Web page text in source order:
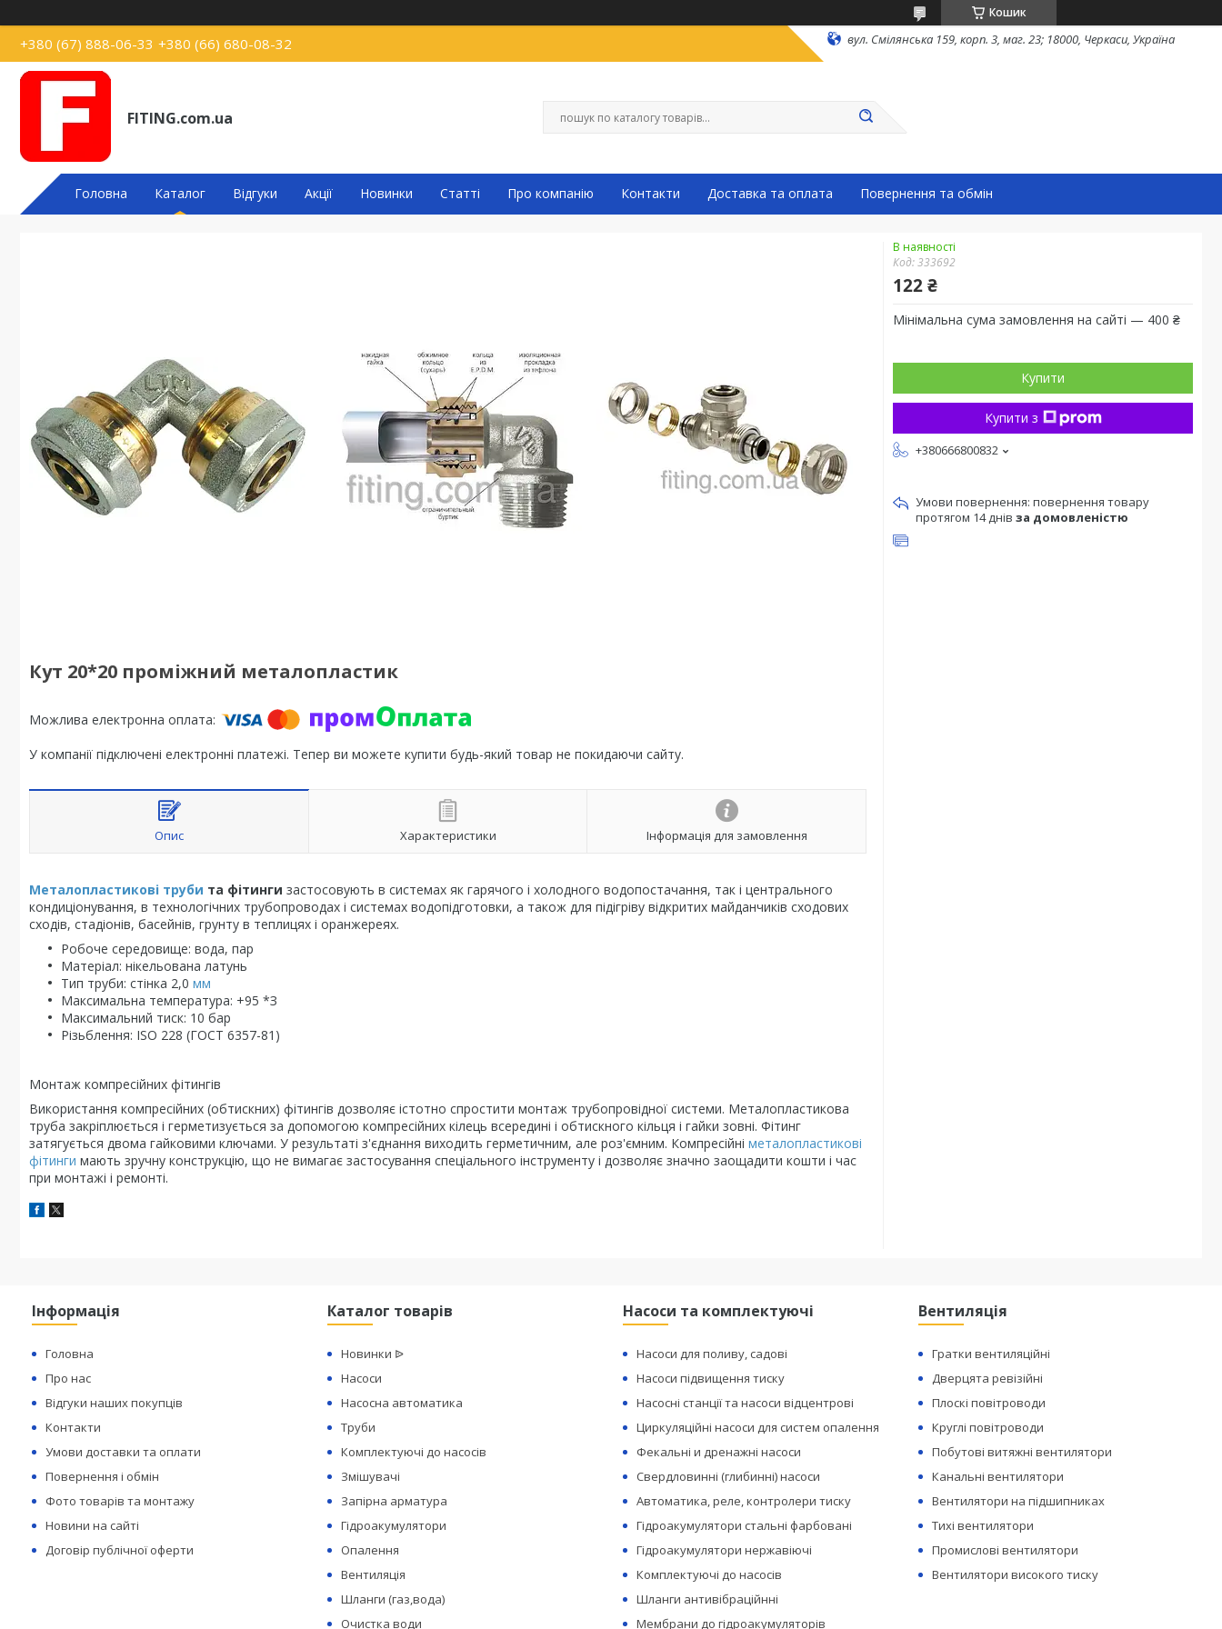
Кошик
+380 (67) 888-06-33 +380 (66) 680-08-32 вул. Смілянська 159, корп. 3, маг. 23; 18000, Черкаси, Україна
FITING.com.ua
Головна Каталог Відгуки Акції Новинки Статті Про компанію Контакти Доставка та оплата Повернення та обмін
Кут 20*20 проміжний металопластик
У компанії підключені електронні платежі. Тепер ви можете купити будь-який товар не покидаючи сайту.
Опис Характеристики Інформація для замовлення
Металопластикові труби та фітинги застосовують в системах як гарячого і холодного водопостачання, так і центрального
кондиціонування, в технологічних трубопроводах і системах водопідготовки, а також для підігріву відкритих майданчиків сходових
сходів, стадіонів, басейнів, грунту в теплицях і оранжереях.
Робоче середовище: вода, пар
Матеріал: нікельована латунь
Тип труби: стінка 2,0 мм
Максимальна температура: +95 *З
Максимальний тиск: 10 бар
Різьблення: ISO 228 (ГОСТ 6357-81)
Монтаж компресійних фітингів
Використання компресійних (обтискних) фітингів дозволяє істотно спростити монтаж трубопровідної системи. Металопластикова
труба закріплюється і герметизується за допомогою компресійних кілець всередині і обтискного кільця і гайки зовні. Фітинг
затягується двома гайковими ключами. У результаті з'єднання виходить герметичним, але роз'ємним. Компресійні металопластикові
фітинги мають зручну конструкцію, що не вимагає застосування спеціального інструменту і дозволяє значно заощадити кошти і час
при монтажі і ремонті.
В наявності
Код:333692
122 ₴
Мінімальна сума замовлення на сайті — 400 ₴
Купити
Купити з
+380666800832
повернення товару
протягом 14 днів за домовленістю
Інформація
Головна
Про нас
Відгуки наших покупців
Контакти
Умови доставки та оплати
Повернення і обмін
Фото товарів та монтажу
Новини на сайті
Договір публічної оферти
Каталог товарів
Новинки ᐉ
Насоси
Насосна автоматика
Труби
Комплектуючі до насосів
Змішувачі
Запірна арматура
Гідроакумулятори
Опалення
Вентиляція
Шланги (газ,вода)
Очистка води
Насоси та комплектуючі
Насоси для поливу, садові
Насоси підвищення тиску
Насосні станції та насоси відцентрові
Циркуляційні насоси для систем опалення
Фекальні и дренажні насоси
Свердловинні (глибинні) насоси
Автоматика, реле, контролери тиску
Гідроакумулятори стальні фарбовані
Гідроакумулятори нержавіючі
Комплектуючі до насосів
Шланги антивібраційнні
Мембрани до гідроакумуляторів
Вентиляція
Гратки вентиляційні
Дверцята ревізійні
Плоскі повітроводи
Круглі повітроводи
Побутові витяжні вентилятори
Канальні вентилятори
Вентилятори на підшипниках
Тихі вентилятори
Промислові вентилятори
Вентилятори високого тиску